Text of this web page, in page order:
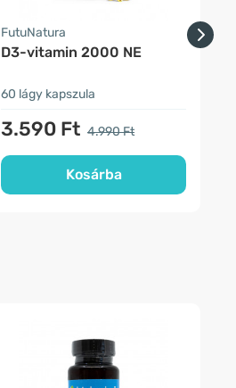
FutuNatura
D3-vitamin 2000 NE
60 lágy kapszula
3.590 Ft 4.990 Ft
Kosárba